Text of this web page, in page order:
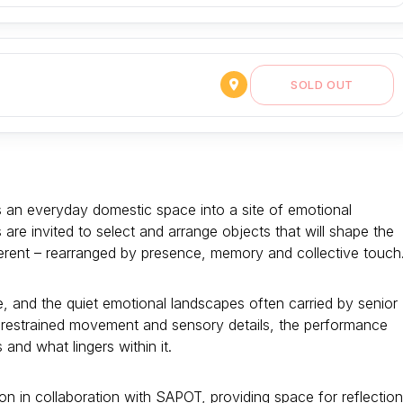
SOLD OUT
everyday domestic space into a site of emotional
invited to select and arrange objects that will shape the
– rearranged by presence, memory and collective
and the quiet emotional landscapes often carried by senior
movement and sensory details, the performance
what lingers within it.
in collaboration with SAPOT, providing space for reflection